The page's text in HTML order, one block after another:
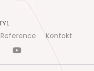
Reference Kontakt